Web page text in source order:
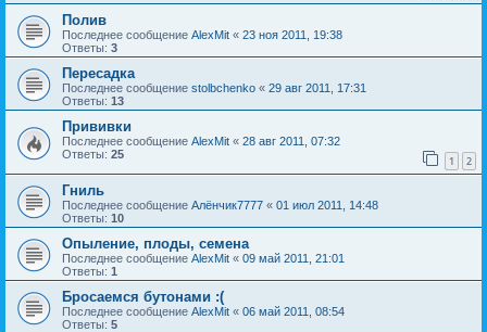
Полив
Последнее сообщение AlexMit « 23 ноя 2011, 19:38
Ответы: 3
Пересадка
Последнее сообщение stolbchenko « 29 авг 2011, 17:31
Ответы: 13
Прививки
Последнее сообщение AlexMit « 28 авг 2011, 07:32
Ответы: 25 1 2
Гниль
Последнее сообщение Алёнчик7777 « 01 июл 2011, 14:48
Ответы: 10
Опыление, плоды, семена
Последнее сообщение AlexMit « 09 май 2011, 21:01
Ответы: 1
Бросаемся бутонами :(
Последнее сообщение AlexMit « 06 май 2011, 08:54
Ответы: 5